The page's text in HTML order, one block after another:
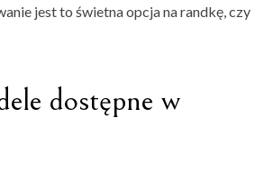
jest to świetna opcja na randkę, czy
dostępne w